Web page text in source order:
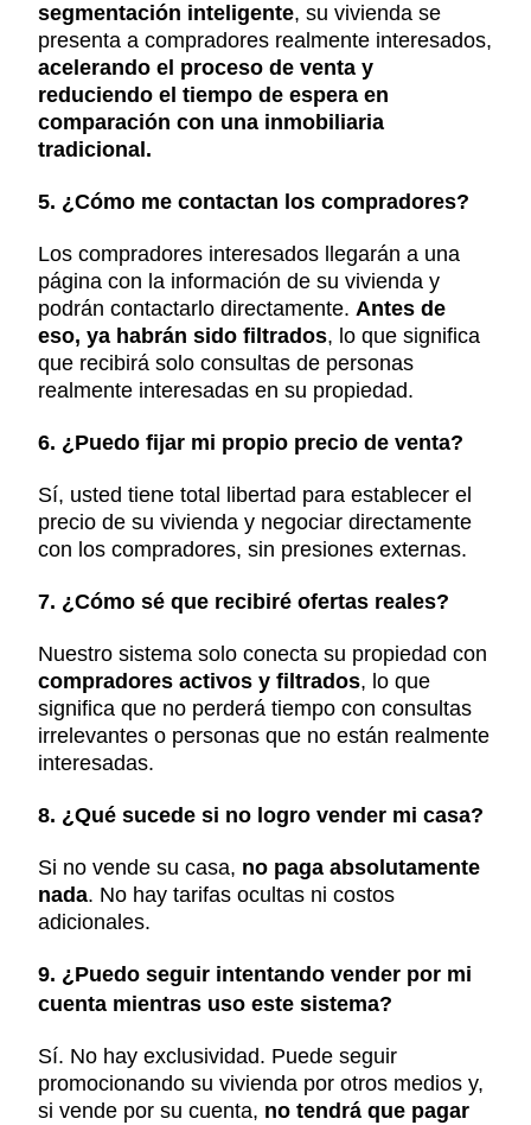
segmentación inteligente, su vivienda se
presenta a compradores realmente interesados,
acelerando el proceso de venta y
reduciendo el tiempo de espera en
comparación con una inmobiliaria
tradicional.
5. ¿Cómo me contactan los compradores?
Los compradores interesados llegarán a una
página con la información de su vivienda y
podrán contactarlo directamente.Antes de
eso, ya habrán sido filtrados, lo que significa
que recibirá solo consultas de personas
realmente interesadas en su propiedad.
6. ¿Puedo fijar mi propio precio de venta?
Sí, usted tiene total libertad para establecer el
precio de su vivienda y negociar directamente
con los compradores, sin presiones externas.
7. ¿Cómo sé que recibiré ofertas reales?
Nuestro sistema solo conecta su propiedad con
compradores activos y filtrados, lo que
significa que no perderá tiempo con consultas
irrelevantes o personas que no están realmente
interesadas.
8. ¿Qué sucede si no logro vender mi casa?
Si no vende su casa, no paga absolutamente
nada. No hay tarifas ocultas ni costos
adicionales.
9. ¿Puedo seguir intentando vender por mi
cuenta mientras uso este sistema?
Sí. No hay exclusividad. Puede seguir
promocionando su vivienda por otros medios y,
si vende por su cuenta, no tendrá que pagar